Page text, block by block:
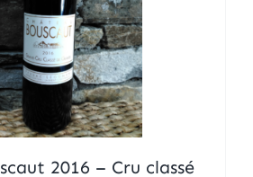
2016 – Cru classé